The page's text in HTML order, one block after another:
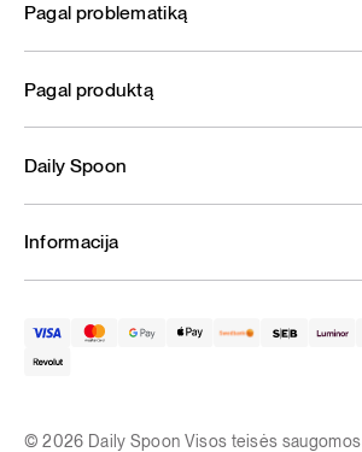
Pagal problematiką
Pagal produktą
Daily Spoon
Informacija
© 2026 Daily Spoon Visos teisės saugomos